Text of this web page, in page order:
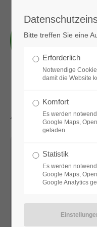
Anmelden
|Lost your password?
Aktuelle News
Bitte treffen Sie eine
Erforderlich
Notwendige
damit die Website
Komfort
Es werden
Google Maps,
geladen
Statistik
Es werden
Google Maps,
Google Analytics